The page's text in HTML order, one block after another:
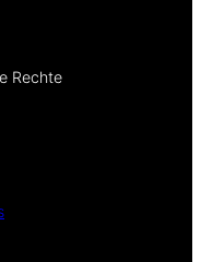
Rechte